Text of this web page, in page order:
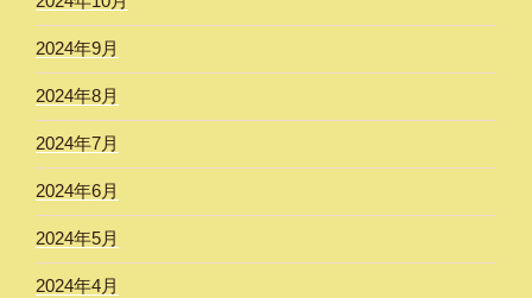
2024年9月
2024年8月
2024年7月
2024年6月
2024年5月
2024年4月